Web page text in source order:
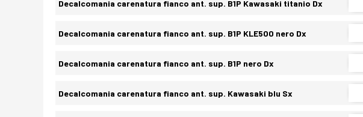
Decalcomania carenatura fianco ant. sup. B1P Kawasaki titanio Dx
Decalcomania carenatura fianco ant. sup. B1P KLE500 nero Dx
Decalcomania carenatura fianco ant. sup. B1P nero Dx
Decalcomania carenatura fianco ant. sup. Kawasaki blu Sx